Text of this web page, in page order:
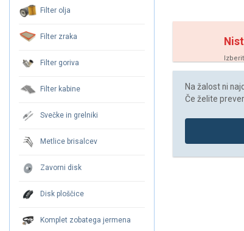
Filter olja
Filter zraka
Filter goriva
Filter kabine
Svečke in grelniki
Metlice brisalcev
Zavorni disk
Disk ploščice
Komplet zobatega jermena
Na žalost ni
Če želite